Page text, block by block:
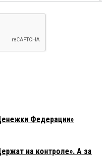
Федерации»
на контроле». А за